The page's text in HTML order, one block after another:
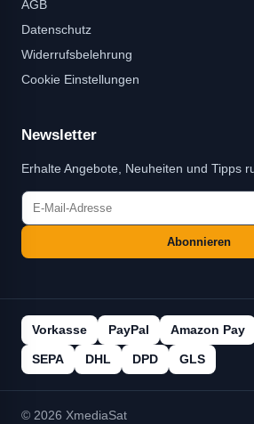
AGB
Datenschutz
Widerrufsbelehrung
Cookie Einstellungen
Newsletter
Erhalte Angebote, Neuheiten und Tipps
Abonnieren
Vorkasse PayPal Amazon Pay
SEPA DHL DPD GLS
© 2026 XmediaSat